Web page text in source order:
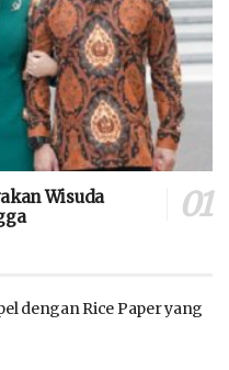
Wisuda
dengan Rice Paper yang